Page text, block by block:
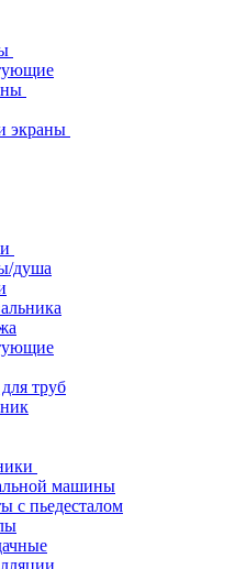
экраны
душа
труб
машины
с пьедесталом